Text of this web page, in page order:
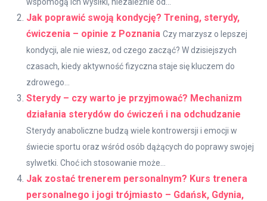
Jak poprawić swoją kondycję? Trening, sterydy,
ćwiczenia – opinie z Poznania Czy marzysz o lepszej
kondycji, ale nie wiesz, od czego zacząć? W dzisiejszych
czasach, kiedy aktywność fizyczna staje się kluczem do
zdrowego...
Sterydy – czy warto je przyjmować? Mechanizm
działania sterydów do ćwiczeń i na odchudzanie
Sterydy anaboliczne budzą wiele kontrowersji i emocji w
świecie sportu oraz wśród osób dążących do poprawy swojej
sylwetki. Choć ich stosowanie może...
Jak zostać trenerem personalnym? Kurs trenera
personalnego i jogi trójmiasto – Gdańsk, Gdynia,